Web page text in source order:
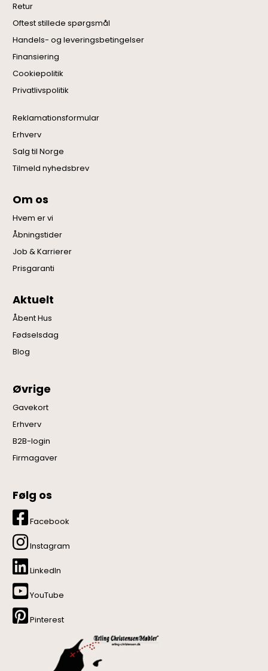
Retur
Oftest stillede spørgsmål
Handels- og leveringsbetingelser
Finansiering
Cookiepolitik
Privatlivspolitik
Reklamationsformular
Erhverv
Salg til Norge
Tilmeld nyhedsbrev
Om os
Hvem er vi
Åbningstider
Job & Karrierer
Prisgaranti
Aktuelt
Åbent Hus
Fødselsdag
Blog
Øvrige
Gavekort
Erhverv
B2B-login
Firmagaver
Følg os
Facebook
Instagram
LinkedIn
YouTube
Pinterest